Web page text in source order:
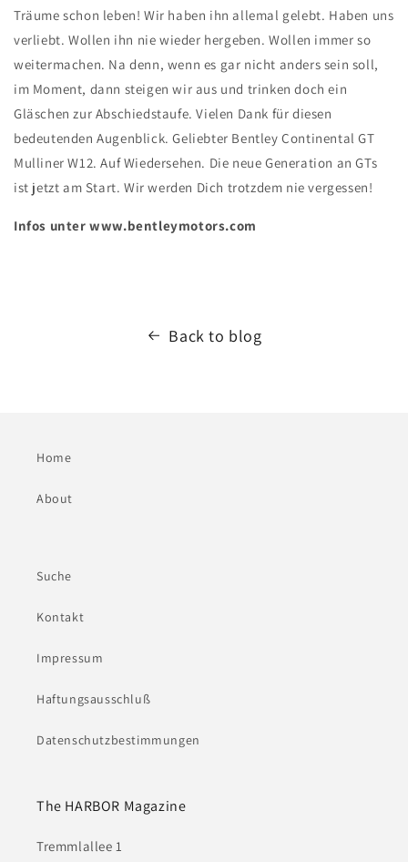
Träume schon leben! Wir haben ihn allemal gelebt. Haben uns
verliebt. Wollen ihn nie wieder hergeben. Wollen immer so
weitermachen. Na denn, wenn es gar nicht anders sein soll,
im Moment, dann steigen wir aus und trinken doch ein
Gläschen zur Abschiedstaufe. Vielen Dank für diesen
bedeutenden Augenblick. Geliebter Bentley Continental GT
Mulliner W12. Auf Wiedersehen. Die neue Generation an GTs
ist jetzt am Start. Wir werden Dich trotzdem nie vergessen!
Infos unter www.bentleymotors.com
Back to blog
Home
About
Suche
Kontakt
Impressum
Haftungsausschluß
Datenschutzbestimmungen
The HARBOR Magazine
Tremmlallee 1